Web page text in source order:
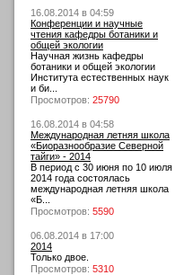
16.08.2014 в 04:59
Конференции и научные
чтения кафедры ботаники и
общей экологии
Научная жизнь кафедры
ботаники и общей экологии
Института естественных наук
и би...
Просмотров: 25790
16.08.2014 в 04:58
Международная летняя школа
«Биоразнообразие Северной
тайги» - 2014
В период с 30 июня по 10 июля
2014 года состоялась
международная летняя школа
«Б...
Просмотров: 5590
06.08.2014 в 17:00
2014
Только двое.
Просмотров: 5310